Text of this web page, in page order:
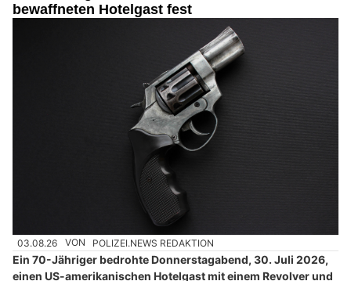
bewaffneten Hotelgast fest
03.08.26 VON POLIZEI.NEWS REDAKTION
Ein 70-Jähriger bedrohte Donnerstagabend, 30. Juli 2026,
einen US-amerikanischen Hotelgast mit einem Revolver und